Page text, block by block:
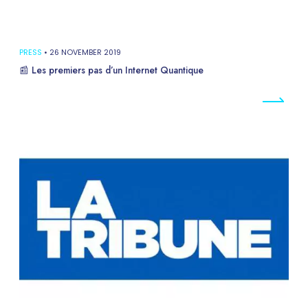
PRESS • 26 NOVEMBER 2019
📰 Les premiers pas d’un Internet Quantique